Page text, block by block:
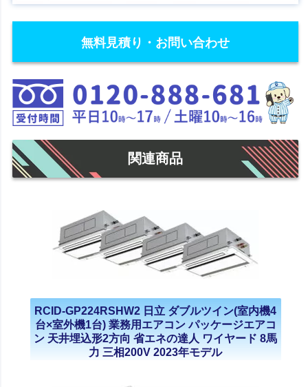
無料見積り・お問い合わせ
関連商品
RCID-GP224RSHW2 日立 ダブルツイン(室内機4
台×室外機1台) 業務用エアコン パッケージエアコ
ン 天井埋込形2方向 省エネの達人 ワイヤード 8馬
力 三相200V 2023年モデル